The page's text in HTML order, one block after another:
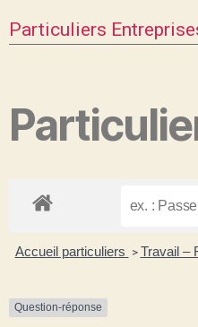
Particuliers
Accueil particuliers > Travail –
Question-réponse